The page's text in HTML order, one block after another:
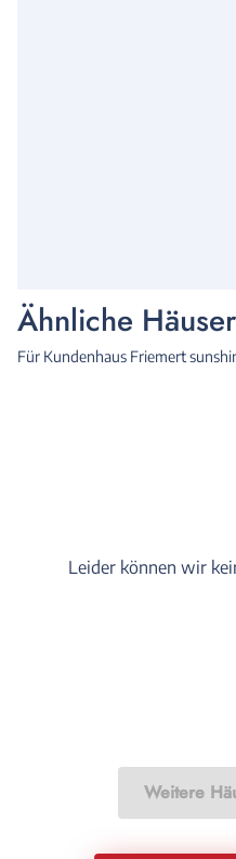
Ähnliche Häuser
Für Kundenhaus Friemert
Leider können wir
Weitere